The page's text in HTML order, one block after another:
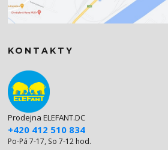
KONTAKTY
Prodejna ELEFANT.DC
+420 412 510 834
Po-Pá 7-17, So 7-12 hod.